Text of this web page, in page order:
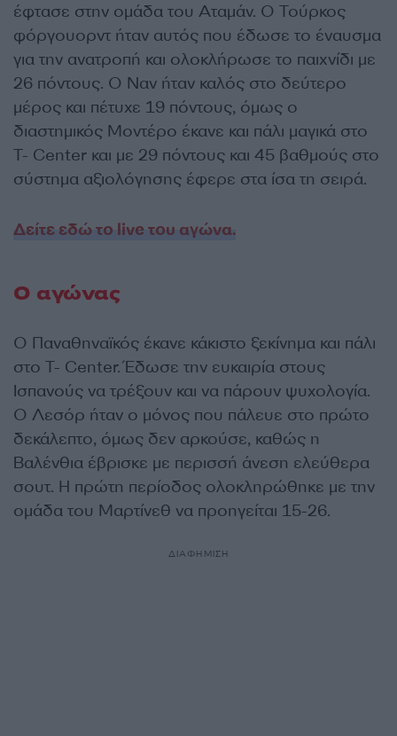
έφτασε στην ομάδα του Αταμάν. Ο Τούρκος
φόργουορντ ήταν αυτός που έδωσε το έναυσμα
για την ανατροπή και ολοκλήρωσε το παιχνίδι με
26 πόντους. Ο Ναν ήταν καλός στο δεύτερο
μέρος και πέτυχε 19 πόντους, όμως ο
διαστημικός Μοντέρο έκανε και πάλι μαγικά στο
T- Center και με 29 πόντους και 45 βαθμούς στο
σύστημα αξιολόγησης έφερε στα ίσα τη σειρά.
Δείτε εδώ το live του αγώνα.
Ο αγώνας
Ο Παναθηναϊκός έκανε κάκιστο ξεκίνημα και πάλι
στο T- Center. Έδωσε την ευκαιρία στους
Ισπανούς να τρέξουν και να πάρουν ψυχολογία.
Ο Λεσόρ ήταν ο μόνος που πάλευε στο πρώτο
δεκάλεπτο, όμως δεν αρκούσε, καθώς η
Βαλένθια έβρισκε με περισσή άνεση ελεύθερα
σουτ. Η πρώτη περίοδος ολοκληρώθηκε με την
ομάδα του Μαρτίνεθ να προηγείται 15-26.
ΔΙΑΦΗΜΙΣΗ